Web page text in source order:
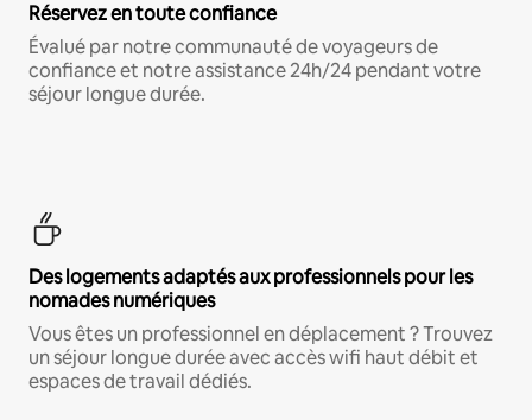
Réservez en toute confiance
Évalué par notre communauté de voyageurs de
confiance et notre assistance 24h/24 pendant votre
séjour longue durée.
Des logements adaptés aux professionnels pour les
nomades numériques
Vous êtes un professionnel en déplacement ? Trouvez
un séjour longue durée avec accès wifi haut débit et
espaces de travail dédiés.